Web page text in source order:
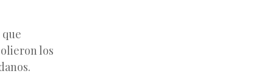
los